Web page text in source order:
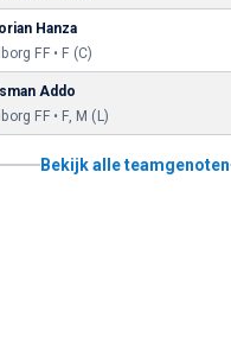
Hanza
FF • F (C)
Addo
FF • F, M (L)
Bekijk alle teamgenoten